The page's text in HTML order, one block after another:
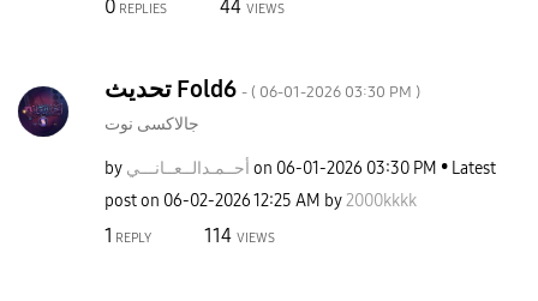
0 REPLIES 44 VIEWS
تحديث Fold6 - ( ‎06-01-2026 03:30 PM )
جالاكسى نوت
by أحــمـدالــعــانـــي on ‎06-01-2026 03:30 PM
Latest
post on ‎06-02-202612:25 AM by2000kkkk
1 REPLY 114 VIEWS